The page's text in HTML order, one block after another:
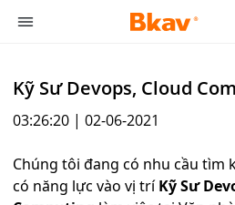
Kỹ Sư Devops, Cloud
03:26:20 | 02-06-2021
Chúng tôi đang có nhu cầu tìm
có năng lực vào vị tríKỹ Sư